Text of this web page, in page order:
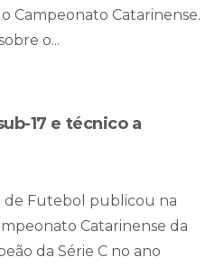
Campeonato Catarinense.
o...
17 e técnico a
de Futebol publicou na
Catarinense da
da Série C no ano